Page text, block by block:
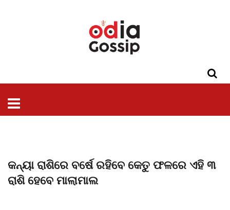
କନ୍ୟା ରାଶିରେ ବର୍ଷେ ରହିବେ କେତୁ ଫଳରେ ଏହି ୩
ରାଶି ହେବେ ମାଲାମାଲ